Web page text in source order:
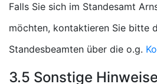
Falls Sie sich im Standesamt
möchten, kontaktieren Sie bitte
Standesbeamten über die o.g.
3.5 Sonstige Hinweise